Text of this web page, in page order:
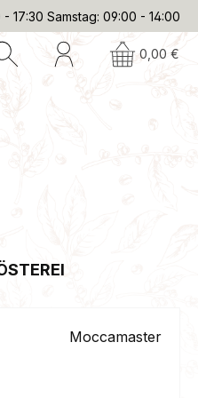
17:30 Samstag: 09:00 - 14:00
0,00 €
Moccamaster